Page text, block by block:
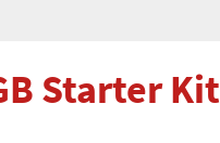
Starter Kit